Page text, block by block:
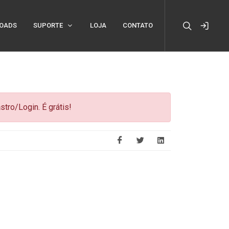
SUPORTE LOJA CONTATO
Login. É grátis!